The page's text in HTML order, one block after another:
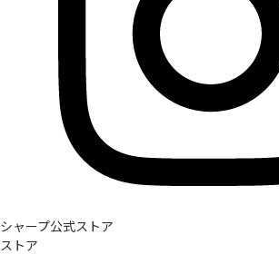
シャープ公式ストア
ストア